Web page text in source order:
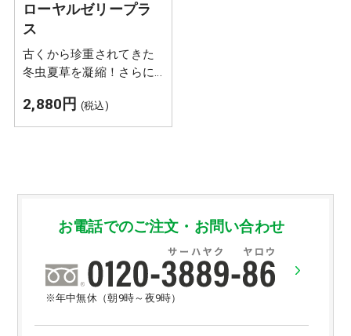
ローヤルゼリープラ
ス
古くから珍重されてきた
冬虫夏草を凝縮！さらに
し、美容・健康ケアのた
めのサプリメントに仕上
2,880円 (税込)
お電話でのご注文・お問い合わせ
※年中無休（朝9時～夜9時）